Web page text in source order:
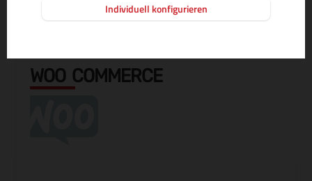
Individuell konfigurieren
WOO COMMERCE